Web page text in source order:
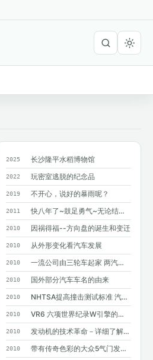
2025 长沙隆平水稻博物馆
2022 玩密室逃脱的纪念品
2019 不开心，说好的暴雨呢？
2011 快八年了~鼓足勇气~无论结果如何~只求...
2010 因祸得福--方向盘的诞生和变迁
2010 从外形变化看汽车发展
2010 一流公司由三轮车起家 两汽车巨人造就奔驰
2010 国外部分汽车车名的由来
2010 NHTSA提高撞击测试标准 汽车安全要求进一步提高
2010 VR6 六项世界纪录W引擎的基础
2010 发动机的技术革命－详细了解GDI
2010 带有传奇色彩的大众5气门发动机